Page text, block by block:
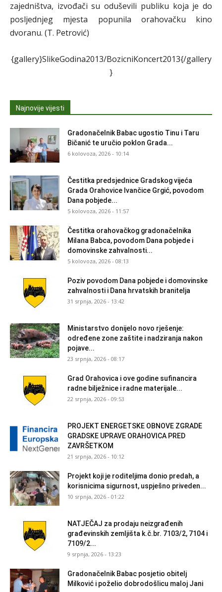
zajedništva, izvođači su oduševili publiku koja je do
posljednjeg mjesta popunila orahovačku kino
dvoranu. (T. Petrović)
{gallery}SlikeGodina2013/BozicniKoncert2013{/gallery
}
Najnovije vijesti
Gradonačelnik Babac ugostio Tinu i Taru
Bičanić te uručio poklon Grada...
6 kolovoza, 2026 - 10:14
Čestitka predsjednice Gradskog vijeća
Grada Orahovice Ivančice Grgić, povodom
Dana pobjede...
5 kolovoza, 2026 - 11:57
Čestitka orahovačkog gradonačelnika
Milana Babca, povodom Dana pobjede i
domovinske zahvalnosti...
5 kolovoza, 2026 - 08:13
Poziv povodom Dana pobjede i domovinske
zahvalnosti i Dana hrvatskih branitelja
31 srpnja, 2026 - 13:42
Ministarstvo donijelo novo rješenje:
određene zone zaštite i nadziranja nakon
pojave...
23 srpnja, 2026 - 08:17
Grad Orahovica i ove godine sufinancira
radne bilježnice i radne materijale...
22 srpnja, 2026 - 09:53
PROJEKT ENERGETSKE OBNOVE ZGRADE
GRADSKE UPRAVE ORAHOVICA PRED
ZAVRŠETKOM
21 srpnja, 2026 - 10:12
Projekt koji je roditeljima donio predah, a
korisnicima sigurnost, uspješno priveden...
10 srpnja, 2026 - 01:22
NATJEČAJ za prodaju neizgrađenih
građevinskih zemljišta k.č.br. 7103/2, 7104 i
7109/2...
9 srpnja, 2026 - 13:23
Gradonačelnik Babac posjetio obitelj
Milković i poželio dobrodošlicu maloj Jani